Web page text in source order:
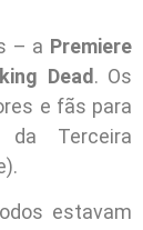
– a Premiere
Dead. Os
e fãs para
da Terceira
estavam